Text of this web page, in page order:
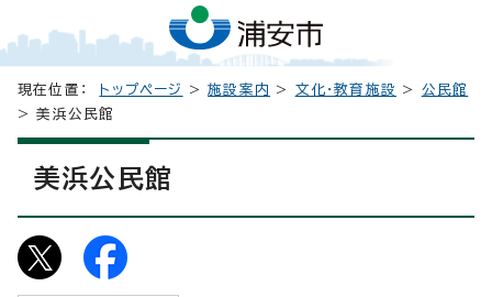
現在位置： トップページ >施設案内 > 文化・教育施設 > 公民館
> 美浜公民館
美浜公民館